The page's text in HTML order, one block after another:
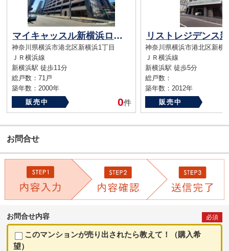
マイキャッスル新横浜ロイヤルステージ
神奈川県横浜市港北区新横浜1丁目
ＪＲ横浜線
新横浜駅 徒歩11分
総戸数：71戸
築年数：2000年
販売中
0件
リストレジデンス
神奈川県横浜市港北区新横
ＪＲ横浜線
新横浜駅 徒歩5分
総戸数：
築年数：2012年
販売中
お問合せ
お問合せ内容 必須
このマンションが売り出されたら教えて！（購入希
望）